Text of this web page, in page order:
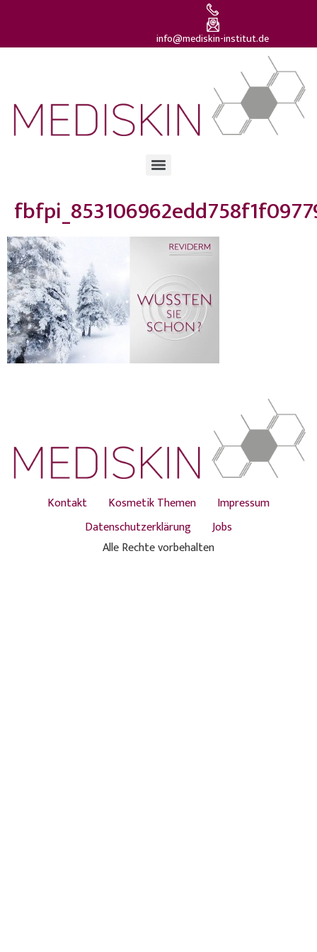
info@mediskin-institut.de
Kontakt Kosmetik Themen
Impressum
Datenschutzerklärung
Jobs
Alle Rechte vorbehalten